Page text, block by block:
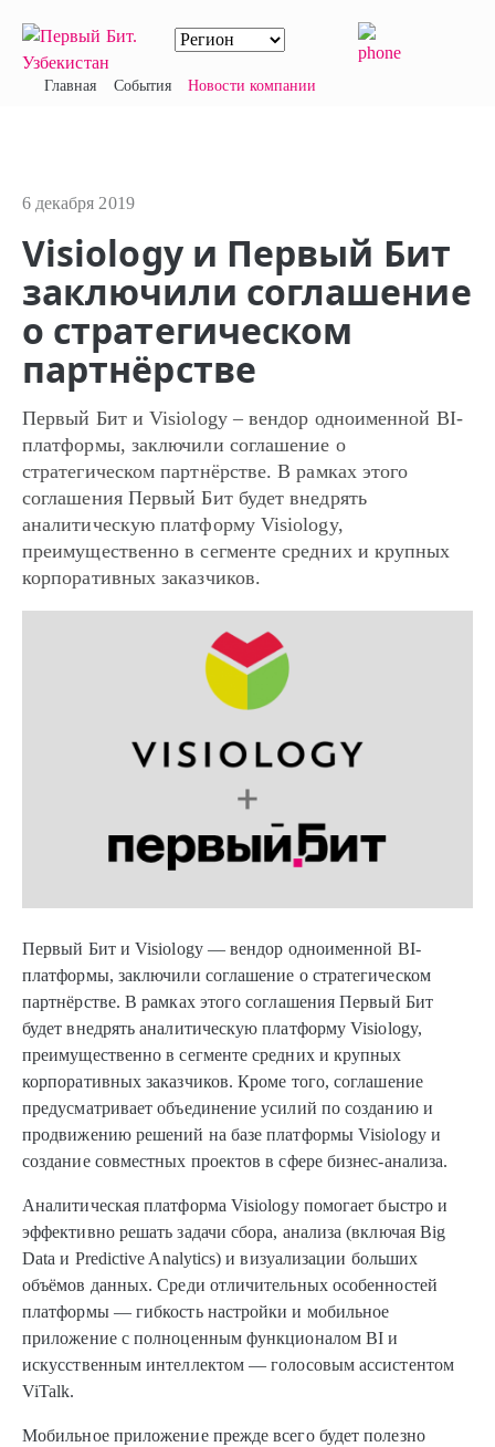
Главная События Новости компании
6 декабря 2019
Visiology и Первый Бит
заключили соглашение
о стратегическом
партнёрстве
Первый Бит и Visiology – вендор одноименной BI-
платформы, заключили соглашение о
стратегическом партнёрстве. В рамках этого
соглашения Первый Бит будет внедрять
аналитическую платформу Visiology,
преимущественно в сегменте средних и крупных
корпоративных заказчиков.
Первый Бит и Visiology — вендор одноименной BI-
платформы, заключили соглашение о стратегическом
партнёрстве. В рамках этого соглашения Первый Бит
будет внедрять аналитическую платформу Visiology,
преимущественно в сегменте средних и крупных
корпоративных заказчиков. Кроме того, соглашение
предусматривает объединение усилий по созданию и
продвижению решений на базе платформы Visiology и
создание совместных проектов в сфере бизнес-анализа.
Аналитическая платформа Visiology помогает быстро и
эффективно решать задачи сбора, анализа (включая Big
Data и Predictive Analytics) и визуализации больших
объёмов данных. Среди отличительных особенностей
платформы — гибкость настройки и мобильное
приложение с полноценным функционалом BI и
искусственным интеллектом — голосовым ассистентом
ViTalk.
Мобильное приложение прежде всего будет полезно